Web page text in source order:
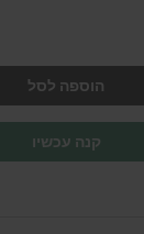
הוספה לסל
קנה עכשיו